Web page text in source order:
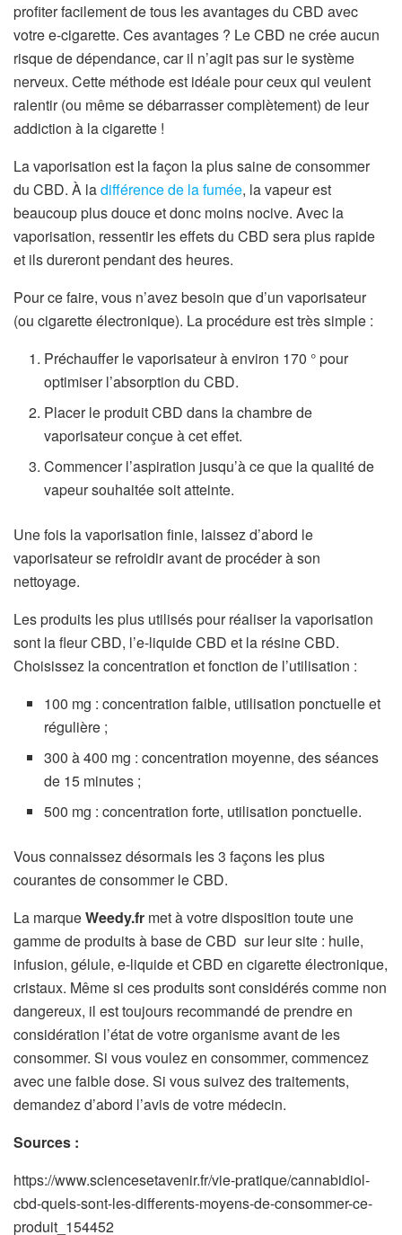
profiter facilement de tous les avantages du CBD avec
votre e-cigarette. Ces avantages ? Le CBD ne crée aucun
risque de dépendance, car il n’agit pas sur le système
nerveux. Cette méthode est idéale pour ceux qui veulent
ralentir (ou même se débarrasser complètement) de leur
addiction à la cigarette !
La vaporisation est la façon la plus saine de consommer
du CBD. À ladifférence de la fumée, la vapeur est
beaucoup plus douce et donc moins nocive. Avec la
vaporisation, ressentir les effets du CBD sera plus rapide
et ils dureront pendant des heures.
Pour ce faire, vous n’avez besoin que d’un vaporisateur
(ou cigarette électronique). La procédure est très simple :
Préchauffer le vaporisateur à environ 170 ° pour
optimiser l’absorption du CBD.
Placer le produit CBD dans la chambre de
vaporisateur conçue à cet effet.
Commencer l’aspiration jusqu’à ce que la qualité de
vapeur souhaitée soit atteinte.
Une fois la vaporisation finie, laissez d’abord le
vaporisateur se refroidir avant de procéder à son
nettoyage.
Les produits les plus utilisés pour réaliser la vaporisation
sont la fleur CBD, l’e-liquide CBD et la résine CBD.
Choisissez la concentration et fonction de l’utilisation :
100 mg : concentration faible, utilisation ponctuelle et
régulière ;
300 à 400 mg : concentration moyenne, des séances
de 15 minutes ;
500 mg : concentration forte, utilisation ponctuelle.
Vous connaissez désormais les 3 façons les plus
courantes de consommer le CBD.
La marqueWeedy.fr met à votre disposition toute une
gamme de produits à base de CBD sur leur site : huile,
infusion, gélule, e-liquide et CBD en cigarette électronique,
cristaux. Même si ces produits sont considérés comme non
dangereux, il est toujours recommandé de prendre en
considération l’état de votre organisme avant de les
consommer. Si vous voulez en consommer, commencez
avec une faible dose. Si vous suivez des traitements,
demandez d’abord l’avis de votre médecin.
Sources :
https://www.sciencesetavenir.fr/vie-pratique/cannabidiol-
cbd-quels-sont-les-differents-moyens-de-consommer-ce-
produit_154452